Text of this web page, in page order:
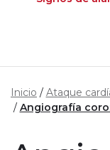
Inicio Ataque
Angiografía